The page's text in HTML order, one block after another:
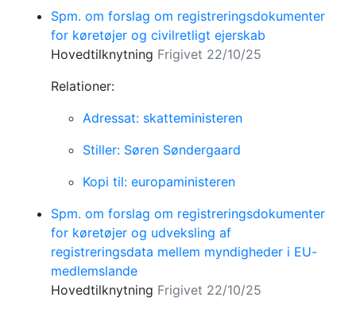
Spm. om forslag om registreringsdokumenter
for køretøjer og civilretligt ejerskab
Hovedtilknytning Frigivet 22/10/25
Relationer:
Adressat: skatteministeren
Stiller: Søren Søndergaard
Kopi til: europaministeren
Spm. om forslag om registreringsdokumenter
for køretøjer og udveksling af
registreringsdata mellem myndigheder i EU-
medlemslande
Hovedtilknytning Frigivet 22/10/25